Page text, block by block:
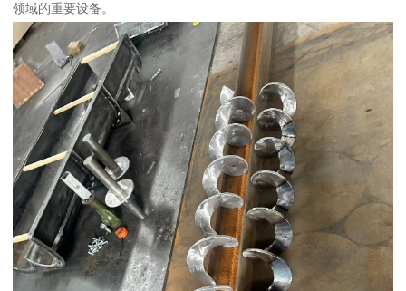
领域的重要设备。